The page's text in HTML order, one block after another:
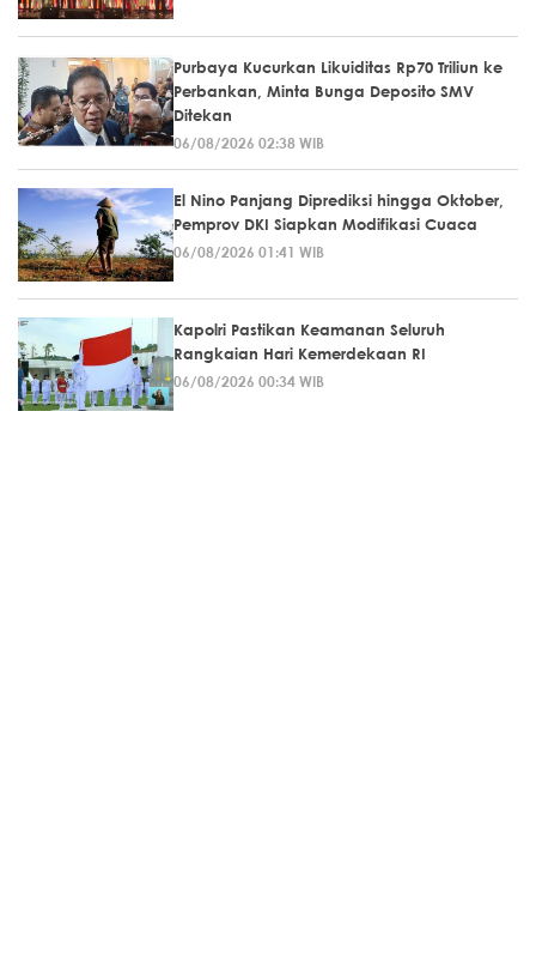
Purbaya Kucurkan Likuiditas Rp70 Triliun ke
Perbankan, Minta Bunga Deposito SMV
Ditekan
06/08/2026 02:38 WIB
El Nino Panjang Diprediksi hingga Oktober,
Pemprov DKI Siapkan Modifikasi Cuaca
06/08/2026 01:41 WIB
Kapolri Pastikan Keamanan Seluruh
Rangkaian Hari Kemerdekaan RI
06/08/2026 00:34 WIB